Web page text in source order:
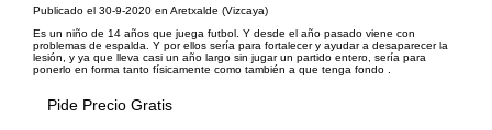
Publicado el 30-9-2020 en Aretxalde (Vizcaya)
Es un niño de 14 años que juega futbol. Y desde el año pasado viene con
problemas de espalda. Y por ellos sería para fortalecer y ayudar a desaparecer la
lesión, y ya que lleva casi un año largo sin jugar un partido entero, sería para
ponerlo en forma tanto físicamente como también a que tenga fondo .
Pide Precio Gratis